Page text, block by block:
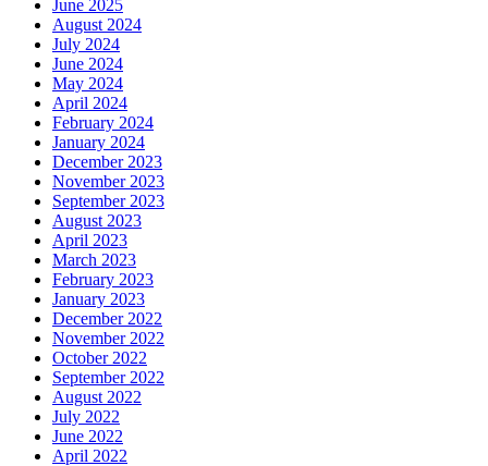
June 2025
August 2024
July 2024
June 2024
May 2024
April 2024
February 2024
January 2024
December 2023
November 2023
September 2023
August 2023
April 2023
March 2023
February 2023
January 2023
December 2022
November 2022
October 2022
September 2022
August 2022
July 2022
June 2022
April 2022